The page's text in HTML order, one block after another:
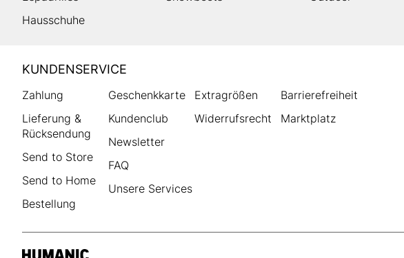
Hausschuhe
HUMANIC
Footer
KUNDENSERVICE
Zahlung
Lieferung &
Rücksendung
Send to Store
Send to Home
Bestellung
Geschenkkarte
Kundenclub
Newsletter
FAQ
Unsere Services
Extragrößen
Widerrufsrecht
Barrierefreiheit
Marktplatz